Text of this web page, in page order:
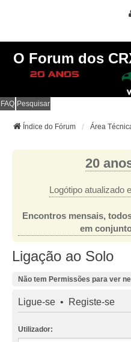
O Forum dos
FAQ Pesquisar
Índice do Fórum Área
20
Logótipo atualizado
Encontros mensais,
em
Ligação ao Solo
Não tem Permissões para ver
Ligue-se • Registe-se
Utilizador: